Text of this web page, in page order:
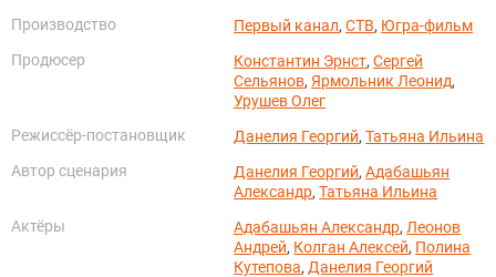
Производство
Первый канал,СТВ, Югра-фильм
Продюсер
Константин Эрнст,Сергей
Сельянов, Ярмольник Леонид,
Урушев Олег
Режиссёр-постановщик
Данелия Георгий,Татьяна Ильина
Автор сценария
Данелия Георгий,Адабашьян
Александр,Татьяна Ильина
Актёры
Адабашьян Александр, Леонов
Андрей, Колган Алексей, Полина
Кутепова, Данелия Георгий